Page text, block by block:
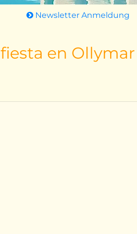
Newsletter Anmeldung
en Ollymar